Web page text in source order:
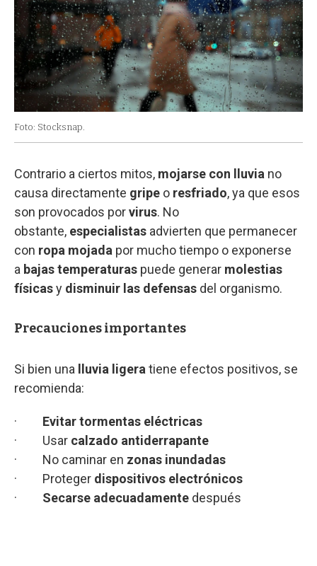
Foto: Stocksnap.
Contrario a ciertos mitos, mojarse con lluvia no
causa directamente gripe o resfriado, ya que esos
son provocados porvirus. No
obstante, especialistas advierten que permanecer
con ropa mojada por mucho tiempo o exponerse
a bajas temperaturas puede generar molestias
físicasy disminuir las defensas del organismo.
Precauciones importantes
Si bien una lluvia ligeratiene efectos positivos, se
recomienda:
· Evitar tormentas eléctricas
· Usar calzado antiderrapante
· No caminar en zonas inundadas
· Proteger dispositivos electrónicos
· Secarse adecuadamente después